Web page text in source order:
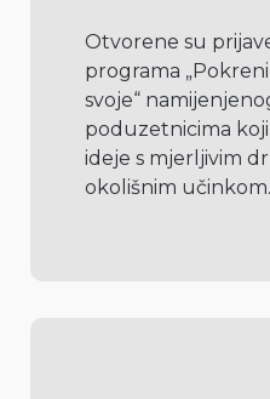
Otvorene su
programa
svoje“
poduzetnicima
ideje s mjerljivim
okolišnim učinkom.